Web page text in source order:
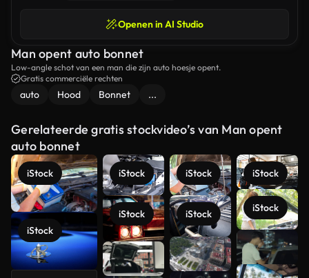
Openen in AI Studio
Man opent auto bonnet
Low-angle schot van een man die zijn auto hoesje opent.
Gratis commerciële rechten
auto Hood Bonnet ...
Gerelateerde gratis stockvideo’s van Man opent
auto bonnet
iStock
iStock
iStock
iStock
iStock
iStock
iStock
iStock
Meer
bekijken